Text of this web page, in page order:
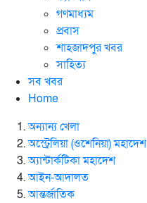
গণমাধ্যম
প্রবাস
শাহজাদপুর খবর
সাহিত্য
সব খবর
Home
অন্যান্য খেলা
অস্ট্রেলিয়া (ওশেনিয়া) মহাদেশ
অ্যান্টার্কটিকা মহাদেশ
আইন-আদালত
আন্তর্জাতিক